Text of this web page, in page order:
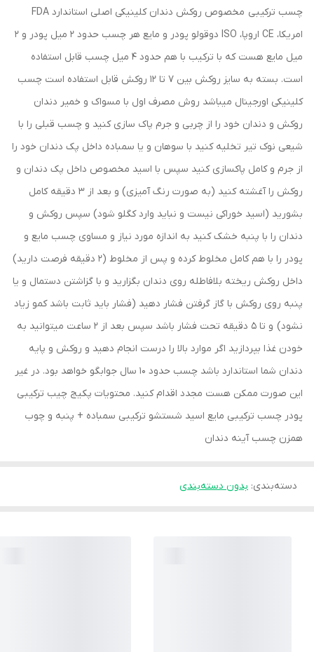
چسب ترکیبی مخصوص روکش دندان کلینیکی اصلی استاندارد FDA
امریکا، CE اروپا، ISO دوقولو پودر و مایع هر چسب حدود 2 میل پودر و 2
میل مایع هست که با ترکیب با هم حدود 4 میل چسب قابل استفاده
است. بسته به سایز روکش بین 7 تا 12 روکش قابل استفاده است چسب
کلینیکی اورجینال میباشد روش مصرف اول با مسواک و خمیر دندان
روکش و دندان خود را از چربی و جرم پاک سازی کنید و چسب قبلی را با
شیعی نوک تیر تخلیه کنید با سوهان و یا سمباده داخل پک دندان خود را
از جرم و کامل پاکسازی کنید سپس با اسید مخصوص داخل پک دندان و
روکش را آغشته کنید (به صورت رنگ آمیزی) و بعد از 3 دقیقه کامل
بشورید (اسید خوراکی نیست و نباید وارد کگلو شود) سپس روکش و
دندان را با پنبه خشک کنید به اندازه مورد نیاز و مساوی چسب مایع و
پودر را با هم کامل مخلوط کرده و پس از مخلوط (2 دقیقه فرصت دارید)
داخل روکش ریخته بلافاطله روی دندان بگزارید و با گزاشتن دستمال و یا
پنبه روی روکش با گاز گرفتن فشار دهید (فشار باید ثابت باشد کمو زیاد
نشود) و تا 5 دقیقه تحت فشار باشد سپس بعد از 2 ساعت میتوانید به
خودن غذا بپردازید اگر موارد بالا را درست انجام دهید و روکش و پایه
دندان شما استاندارد باشد چسب حدود 10 سال جوابگو خواهد بود. در غیر
این صورت ممکن هست مجدد اقدام کنید. محتویات پکیج چیب ترکیبی
پودر چسب ترکیبی مایع اسید شستشو ترکیبی سمباده + پنبه و چوب
همزن چسب آینه دندان
دسته‌بندی: بدون دسته‌بندی